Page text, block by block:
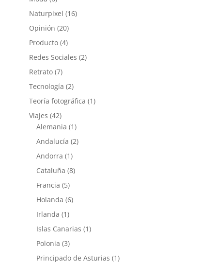
Naturpixel (16)
Opinión (20)
Producto(4)
Redes Sociales (2)
Retrato(7)
Tecnología (2)
Teoría fotográfica (1)
Viajes (42)
Alemania (1)
Andalucía (2)
Andorra (1)
Cataluña (8)
Francia (5)
Holanda (6)
Irlanda (1)
Islas Canarias (1)
Polonia (3)
Principado de Asturias (1)